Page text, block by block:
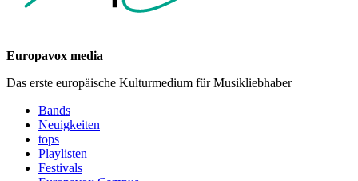
Europavox media
Das erste europäische Kulturmedium für Musikliebhaber
Bands
Neuigkeiten
tops
Playlisten
Festivals